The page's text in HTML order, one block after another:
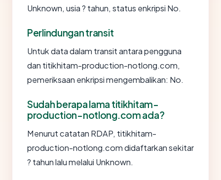
Unknown, usia ? tahun, status enkripsi No.
Perlindungan transit
Untuk data dalam transit antara pengguna
dan titikhitam-production-notlong.com,
pemeriksaan enkripsi mengembalikan: No.
Sudah berapa lama titikhitam-
production-notlong.com ada?
Menurut catatan RDAP, titikhitam-
production-notlong.com didaftarkan sekitar
? tahun lalu melalui Unknown.